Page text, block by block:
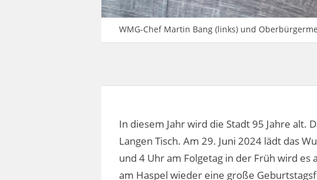
WMG-Chef Martin Bang (links) und
In diesem Jahr wird die Stadt 95 Jahre alt.
Langen Tisch. Am 29. Juni 2024 lädt das
und 4 Uhr am Folgetag in der Früh wird
am Haspel wieder eine große